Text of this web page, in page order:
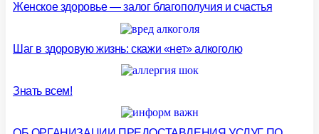
Женское здоровье — залог благополучия и счастья
Шаг в здоровую жизнь: скажи «нет» алкоголю
Знать всем!